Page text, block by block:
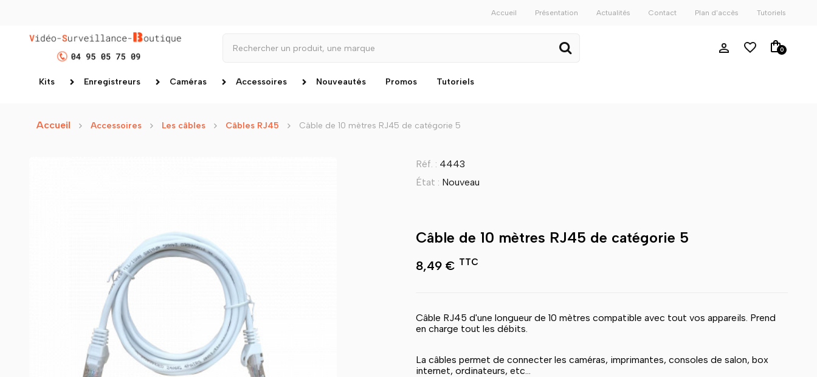
Accueil Présentation Actualités Contact Plan d'accès Tutoriels
0
Kits Enregistreurs Caméras Accessoires Nouveautés Promos Tutoriels
Accueil Accessoires Les câbles Câbles RJ45 Câble de 10 mètres RJ45 de catégorie 5
Réf. : 4443
État : Nouveau
Câble de 10 mètres RJ45 de catégorie 5
8,49 € TTC
Câble RJ45 d'une longueur de 10 mètres compatible avec tout vos appareils. Prend
en charge tout les débits.
La câbles permet de connecter les caméras, imprimantes, consoles de salon, box
internet, ordinateurs, etc...